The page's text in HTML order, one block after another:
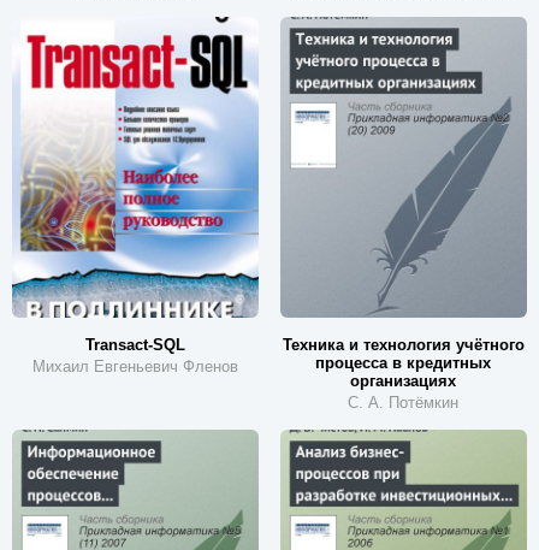
Transact-SQL
Михаил Евгеньевич Фленов
Техника и технология учётного
процесса в кредитных
организациях
С. А. Потёмкин